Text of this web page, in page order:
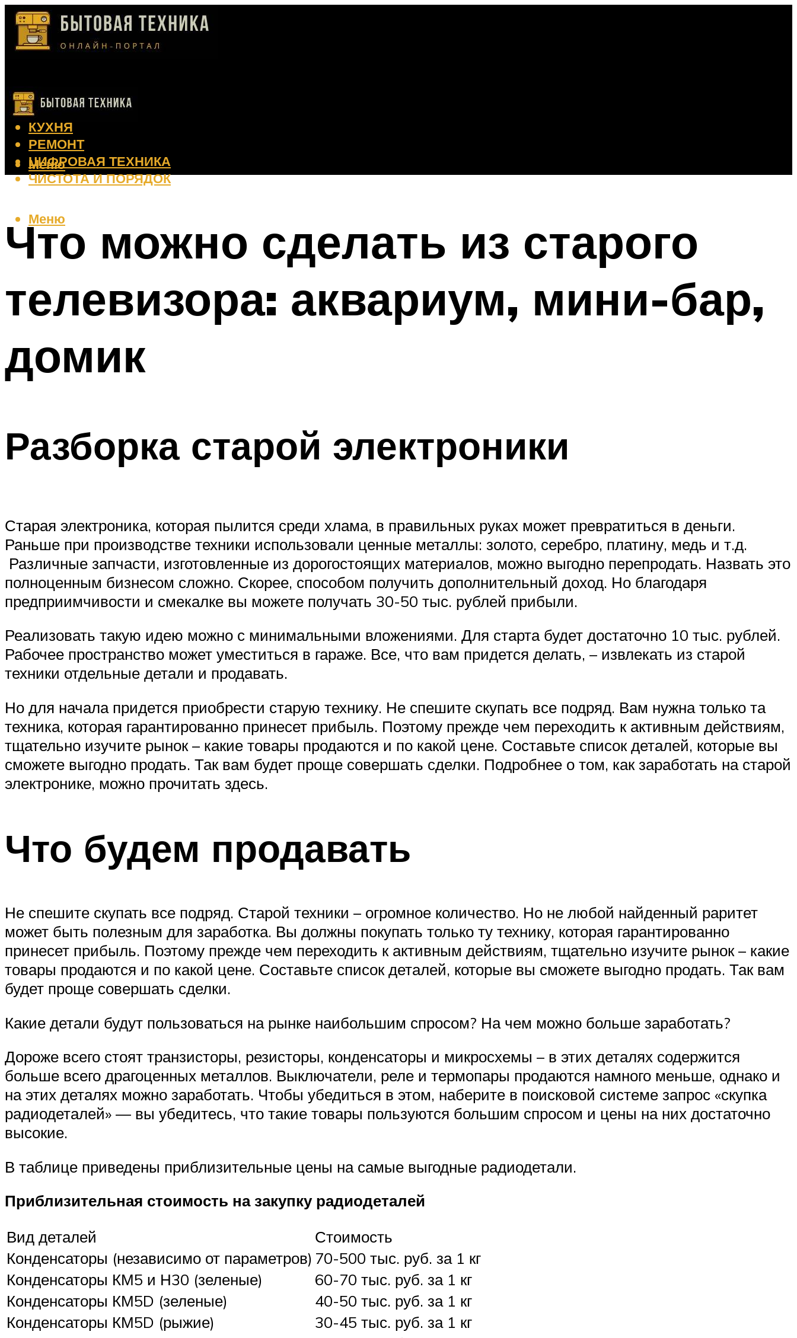
КЛИМАТ
КРАСОТА
КУХНЯ
РЕМОНТ
ЦИФРОВАЯ ТЕХНИКА
ЧИСТОТА И ПОРЯДОК
Меню
Меню
Что можно сделать из старого
телевизора: аквариум, мини-бар,
домик
Разборка старой электроники
Старая электроника, которая пылится среди хлама, в правильных руках может превратиться в деньги.
Раньше при производстве техники использовали ценные металлы: золото, серебро, платину, медь и т.д.
Различные запчасти, изготовленные из дорогостоящих материалов, можно выгодно перепродать. Назвать это
полноценным бизнесом сложно. Скорее, способом получить дополнительный доход. Но благодаря
предприимчивости и смекалке вы можете получать 30-50 тыс. рублей прибыли.
Реализовать такую идею можно с минимальными вложениями. Для старта будет достаточно 10 тыс. рублей.
Рабочее пространство может уместиться в гараже. Все, что вам придется делать, – извлекать из старой
техники отдельные детали и продавать.
Но для начала придется приобрести старую технику. Не спешите скупать все подряд. Вам нужна только та
техника, которая гарантированно принесет прибыль. Поэтому прежде чем переходить к активным действиям,
тщательно изучите рынок – какие товары продаются и по какой цене. Составьте список деталей, которые вы
сможете выгодно продать. Так вам будет проще совершать сделки. Подробнее о том, как заработать на старой
электронике, можно прочитать здесь.
Что будем продавать
Не спешите скупать все подряд. Старой техники – огромное количество. Но не любой найденный раритет
может быть полезным для заработка. Вы должны покупать только ту технику, которая гарантированно
принесет прибыль. Поэтому прежде чем переходить к активным действиям, тщательно изучите рынок – какие
товары продаются и по какой цене. Составьте список деталей, которые вы сможете выгодно продать. Так вам
будет проще совершать сделки.
Какие детали будут пользоваться на рынке наибольшим спросом? На чем можно больше заработать?
Дороже всего стоят транзисторы, резисторы, конденсаторы и микросхемы – в этих деталях содержится
больше всего драгоценных металлов. Выключатели, реле и термопары продаются намного меньше, однако и
на этих деталях можно заработать. Чтобы убедиться в этом, наберите в поисковой системе запрос «скупка
радиодеталей» — вы убедитесь, что такие товары пользуются большим спросом и цены на них достаточно
высокие.
В таблице приведены приблизительные цены на самые выгодные радиодетали.
Приблизительная стоимость на закупку радиодеталей
Вид деталей
Стоимость
Конденсаторы (независимо от параметров) 70-500 тыс. руб. за 1 кг
Конденсаторы КМ5 и Н30 (зеленые)
60-70 тыс. руб. за 1 кг
Конденсаторы КМ5D (зеленые)
40-50 тыс. руб. за 1 кг
Конденсаторы КМ5D (рыжие)
30-45 тыс. руб. за 1 кг